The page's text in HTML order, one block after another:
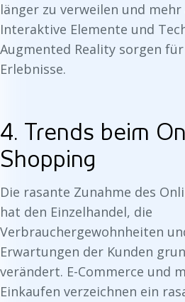
länger zu verweilen und mehr
Interaktive Elemente und
Augmented Reality sorgen
Erlebnisse.
4. Trends beim
Shopping
Die rasante Zunahme des
hat den Einzelhandel, die
Verbrauchergewohnheiten
Erwartungen der Kunden
verändert. E-Commerce und
Einkaufen verzeichnen ein